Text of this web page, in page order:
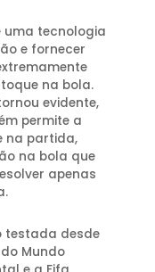
uma tecnologia
e fornecer
na bola.
evidente,
permite a
na partida,
na bola que
apenas
testada desde
Mundo